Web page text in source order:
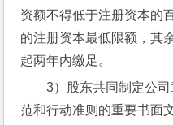
资额不得低于注册资本的
的注册资本最低限额，其
起两年内缴足。
3）股东共同制定公
范和行动准则的重要书面